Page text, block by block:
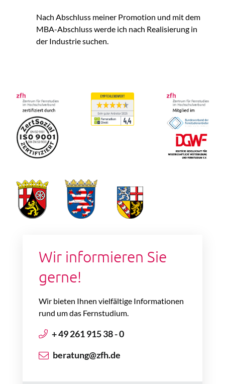
Nach Abschluss meiner Promotion und mit dem
MBA-Abschluss werde ich nach Realisierung in
der Industrie suchen.
Wir informieren Sie
gerne!
Wir bieten Ihnen vielfältige Informationen
rund um das Fernstudium.
+ 49 261 915 38 - 0
beratung@zfh.de